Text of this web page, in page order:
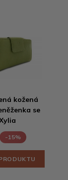
kožená
se
-15%